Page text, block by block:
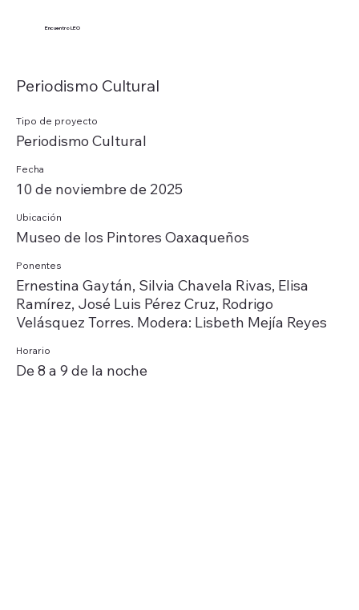
Encuentro LEO
Periodismo Cultural
Tipo de proyecto
Periodismo Cultural
Fecha
10 de noviembre de 2025
Ubicación
Museo de los Pintores Oaxaqueños
Ponentes
Ernestina Gaytán, Silvia Chavela Rivas, Elisa
Ramírez, José Luis Pérez Cruz, Rodrigo
Velásquez Torres. Modera: Lisbeth Mejía Reyes
Horario
De 8 a 9 de la noche